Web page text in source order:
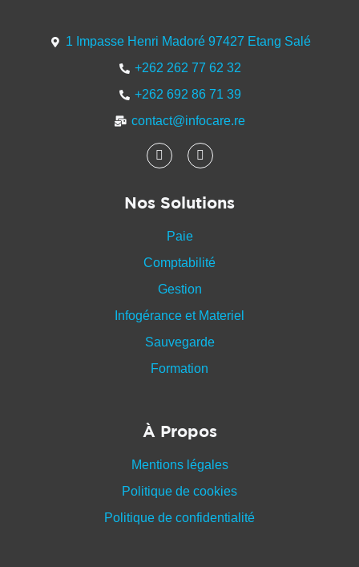
1 Impasse Henri Madoré 97427 Etang Salé
+262 262 77 62 32
+262 692 86 71 39
contact@infocare.re
Nos Solutions
Paie
Comptabilité
Gestion
Infogérance et Materiel
Sauvegarde
Formation
À Propos
Mentions légales
Politique de cookies
Politique de confidentialité